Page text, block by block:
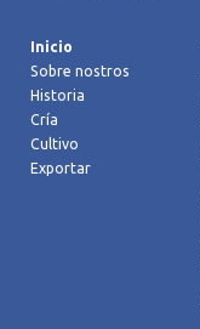
Inicio
Sobre nostros
Historia
Cría
Cultivo
Exportar